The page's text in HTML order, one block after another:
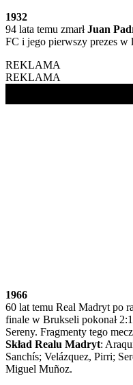
1932
94 lata temu zmarłJuan
FC i jego pierwszy prezes w
REKLAMA
REKLAMA
1966
60 lat temu Real Madryt po
finale w Brukseli pokonał
Sereny. Fragmenty tego
Skład Realu Madryt:
Sanchís; Velázquez, Pirri;
Miguel Muñoz.